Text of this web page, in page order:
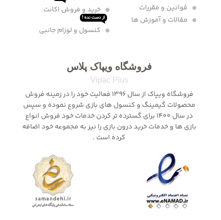
قوانین و مقررات
مقالات و آموزش ها
خرید و فروش اکانت
از دست نده !
کنسول و لوزام جانبی
فروشگاه ویپاک پلاس
Vipac Plus
فروشگاه ویپاک از سال 1396 فعالیت خود را در زمینه فروش
محصولات گیمینگ و کنسول های بازی شروع نموده و سپس
در سال 1400 برای گسترده تر کردن خدمات خود فروش انواع
بازی ها و خدمات خرید درون بازی را نیز به مجموعه خود اضافه
کرده است .